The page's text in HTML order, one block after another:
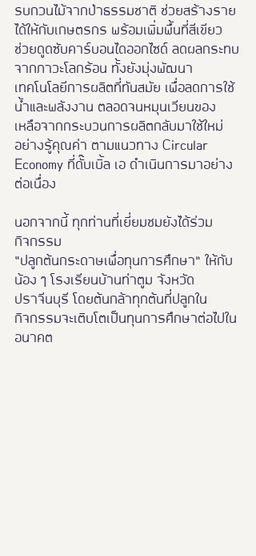
รบกวนไม้จากป่าธรรมชาติ ช่วยสร้างราย
ได้ให้กับเกษตรกร พร้อมเพิ่มพื้นที่สีเขียว
ช่วยดูดซับคาร์บอนไดออกไซด์ ลดผลกระทบ
จากภาวะโลกร้อน ทั้งยังมุ่งพัฒนา
เทคโนโลยีการผลิตที่ทันสมัย เพื่อลดการใช้
น้ำและพลังงาน ตลอดจนหมุนเวียนของ
เหลือจากกระบวนการผลิตกลับมาใช้ใหม่
อย่างรู้คุณค่า ตามแนวทาง Circular
Economy ที่ดั๊บเบิ้ล เอ ดำเนินการมาอย่าง
ต่อเนื่อง
นอกจากนี้ ทุกท่านที่เยี่ยมชมยังได้ร่วม
กิจกรรม
“ปลูกต้นกระดาษเพื่อทุนการศึกษา” ให้กับ
น้อง ๆ โรงเรียนบ้านท่าตูม จังหวัด
ปราจีนบุรี โดยต้นกล้าทุกต้นที่ปลูกใน
กิจกรรมจะเติบโตเป็นทุนการศึกษาต่อไปใน
อนาคต